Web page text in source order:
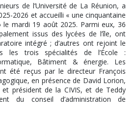
de l’Université de La Réunion, a
2026 et accueilli « une cinquantaine
le mardi 19 août 2025. Parmi eux, 36
issus des lycées de l’île, ont
intégré ; d’autres ont rejoint le
les trois spécialités de l’École :
Bâtiment & énergie. Les
été reçus par le directeur François
en présence de David Lorion,
président de la CIVIS, et de Teddy
du conseil d’administration de